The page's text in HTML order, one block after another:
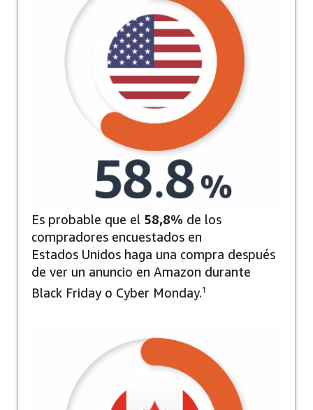
Es probable que el 58,8% de los
compradores encuestados en
Estados Unidos haga una compra después
de ver un anuncio en Amazon durante
Black Friday o Cyber Monday.1